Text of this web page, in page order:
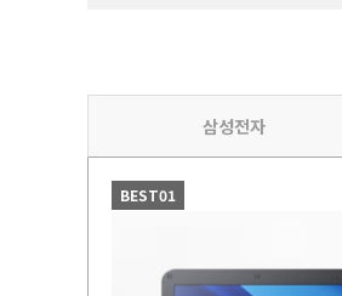
삼성전자
BEST01